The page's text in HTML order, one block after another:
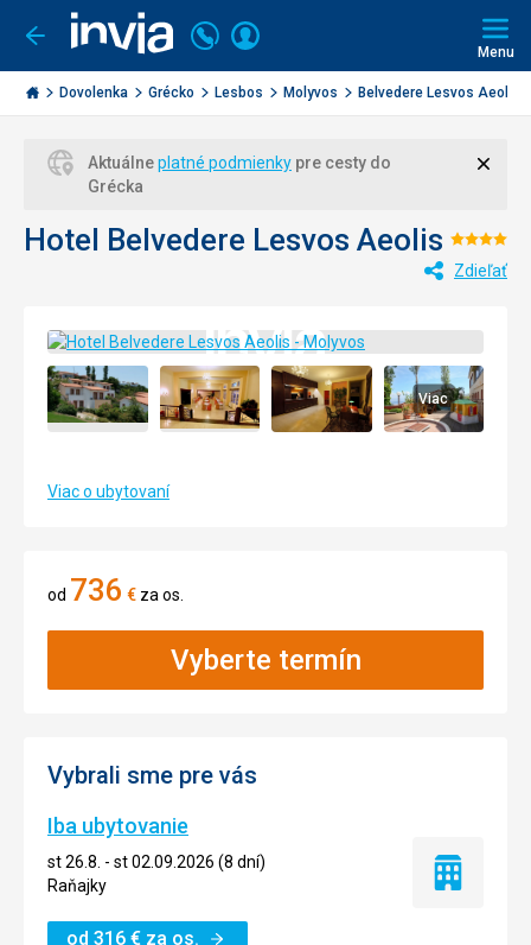
Ísť
späť
Invia.sk
Volajte
+421
2
3221
Prihlásiť
Menu
Dovolenka Grécko Lesbos Molyvos Belvedere Lesvos Aeoli...
Aktuálneplatné podmienky pre cesty do
Grécka
Hotel Belvedere Lesvos Aeolis
4/5
Zdieľať
Viac
Viac o ubytovaní
od 736 € za os.
Vyberte termín
Vybrali sme pre vás
Iba ubytovanie
st 26.8. - st 02.09.2026 (8 dní)
Raňajky
od 316 € za os.
Iba